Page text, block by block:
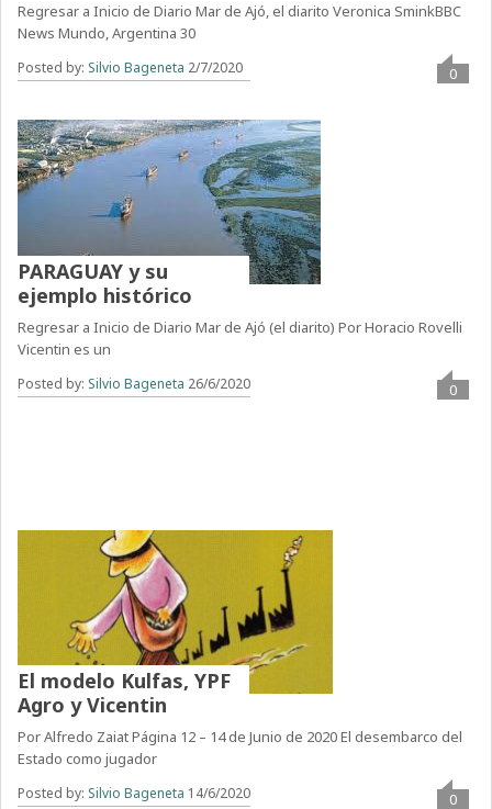
Regresar a Inicio de Diario Mar de Ajó, el diarito Veronica SminkBBC
News Mundo, Argentina 30
Posted by: Silvio Bageneta 2/7/2020 0
PARAGUAY y su
ejemplo histórico
Regresar a Inicio de Diario Mar de Ajó (el diarito) Por Horacio Rovelli
Vicentin es un
Posted by: Silvio Bageneta 26/6/2020 0
El modelo Kulfas, YPF
Agro y Vicentin
Por Alfredo Zaiat Página 12 – 14 de Junio de 2020 El desembarco del
Estado como jugador
Posted by: Silvio Bageneta 14/6/2020 0